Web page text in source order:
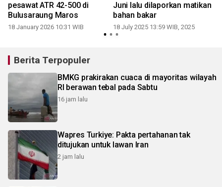
pesawat ATR 42-500 di
Bulusaraung Maros
18 January 2026 10:31 WIB
Juni lalu dilaporkan matikan
bahan bakar
18 July 2025 13:59 WIB, 2025
Berita Terpopuler
BMKG prakirakan cuaca di mayoritas wilayah
RI berawan tebal pada Sabtu
16 jam lalu
Wapres Turkiye: Pakta pertahanan tak
ditujukan untuk lawan Iran
2 jam lalu